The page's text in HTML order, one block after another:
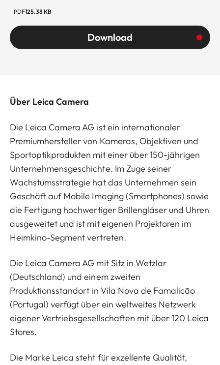
PDF125.38 KB
Download
Über Leica Camera
Die Leica Camera AG ist ein internationaler
Premiumhersteller von Kameras, Objektiven und
Sportoptikprodukten mit einer über 150-jährigen
Unternehmensgeschichte. Im Zuge seiner
Wachstumsstrategie hat das Unternehmen sein
Geschäft auf Mobile Imaging (Smartphones) sowie
die Fertigung hochwertiger Brillengläser und Uhren
ausgeweitet und ist mit eigenen Projektoren im
Heimkino-Segment vertreten.
Die Leica Camera AG mit Sitz in Wetzlar
(Deutschland) und einem zweiten
Produktionsstandort in Vila Nova de Famalicão
(Portugal) verfügt über ein weltweites Netzwerk
eigener Vertriebsgesellschaften mit über 120 Leica
Stores.
Die Marke Leica steht für exzellente Qualität,